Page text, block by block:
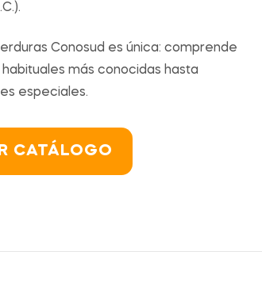
Conosud es única: comprende
más conocidas hasta
especiales.
CATÁLOGO